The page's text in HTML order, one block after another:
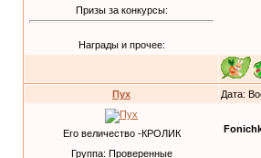
Призы за конкурсы:
Награды и прочее:
Пух Дата:
Его величество -КРОЛИК
Группа: Проверенные